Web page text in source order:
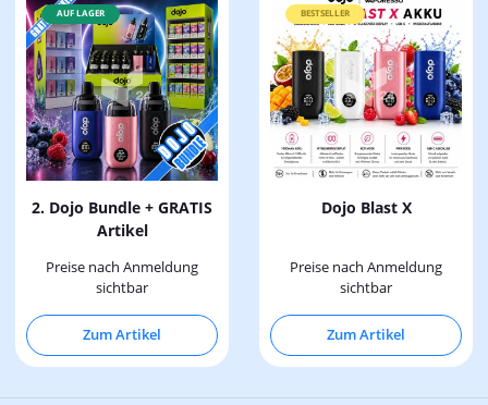
AUF LAGER
2. Dojo Bundle + GRATIS
Artikel
Preise nach Anmeldung
sichtbar
Zum Artikel
BESTSELLER
Dojo Blast X
Preise nach Anmeldung
sichtbar
Zum Artikel